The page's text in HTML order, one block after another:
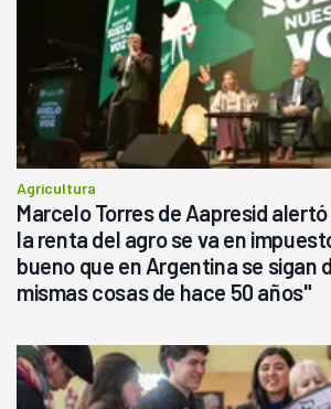
Agricultura
Marcelo Torres de Aapresid
la renta del agro se va en
bueno que en Argentina se sigan
mismas cosas de hace 50 años"